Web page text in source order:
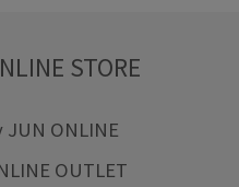
STORE
ONLINE
OUTLET